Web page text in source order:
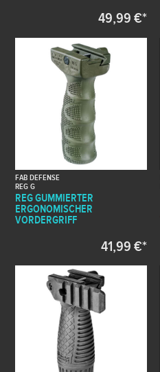
49,99 €*
FAB DEFENSE
REG G
REG GUMMIERTER
ERGONOMISCHER
VORDERGRIFF
41,99 €*